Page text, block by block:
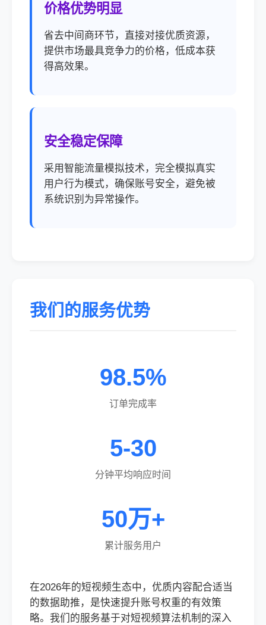
价格优势明显
省去中间商环节，直接对接优质资源，
提供市场最具竞争力的价格，低成本获
得高效果。
安全稳定保障
采用智能流量模拟技术，完全模拟真实
用户行为模式，确保账号安全，避免被
系统识别为异常操作。
我们的服务优势
98.5%
订单完成率
5-30
分钟平均响应时间
50万+
累计服务用户
在2026年的短视频生态中，优质内容配合适当
的数据助推，是快速提升账号权重的有效策
略。我们的服务基于对短视频算法机制的深入